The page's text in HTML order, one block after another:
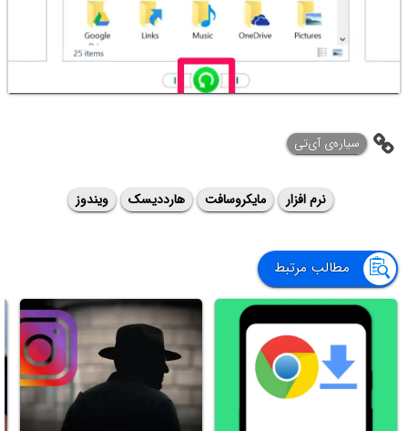
سیاره‌ی ‌آی‌تی
نرم افزار مایکروسافت هارددیسک ویندوز
مطالب مرتبط